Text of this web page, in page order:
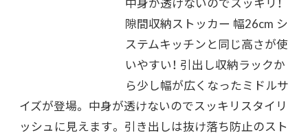
隙間収納ストッカー 幅26cm シ
ステムキッチンと同じ高さが使
いやすい！ 引出し収納ラックか
ら少し幅が広くなったミドルサ
イズが登場。 中身が透けないのでスッキリスタイリ
ッシュに見えます。 引き出しは抜け落ち防止のスト